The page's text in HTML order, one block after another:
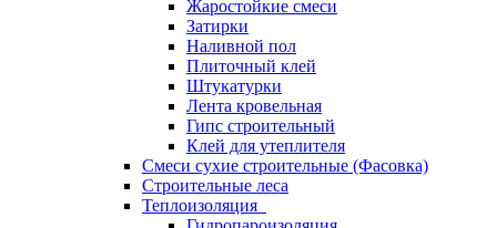
Жаростойкие смеси
Затирки
Наливной пол
Плиточный клей
Штукатурки
Лента кровельная
Гипс строительный
Клей для утеплителя
Смеси сухие строительные (Фасовка)
Строительные леса
Теплоизоляция